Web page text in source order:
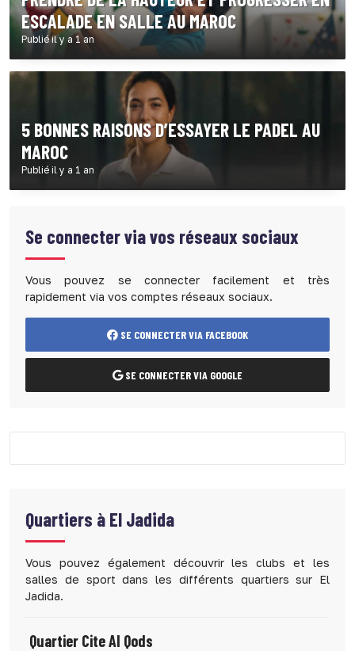
ESCALADE EN SALLE AU MAROC
Publié il y a 1 an
5 BONNES RAISONS D’ESSAYER LE PADEL AU
MAROC
Publié il y a 1 an
Se connecter via vos réseaux sociaux
Vous pouvez se connecter facilement et très
rapidement via vos comptes réseaux sociaux.
SE CONNECTER VIA FACEBOOK
SE CONNECTER VIA GOOGLE
Quartiers à El Jadida
Vous pouvez également découvrir les clubs et les
salles de sport dans les différents quartiers sur El
Jadida.
Quartier Cite Al Qods